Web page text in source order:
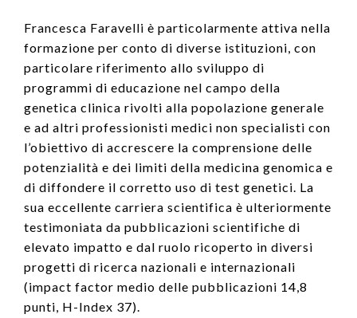
Francesca Faravelli è particolarmente attiva nella
formazione per conto di diverse istituzioni, con
particolare riferimento allo sviluppo di
programmi di educazione nel campo della
genetica clinica rivolti alla popolazione generale
e ad altri professionisti medici non specialisti con
l’obiettivo di accrescere la comprensione delle
potenzialità e dei limiti della medicina genomica e
di diffondere il corretto uso di test genetici. La
sua eccellente carriera scientifica è ulteriormente
testimoniata da pubblicazioni scientifiche di
elevato impatto e dal ruolo ricoperto in diversi
progetti di ricerca nazionali e internazionali
(impact factor medio delle pubblicazioni 14,8
punti, H-Index 37).